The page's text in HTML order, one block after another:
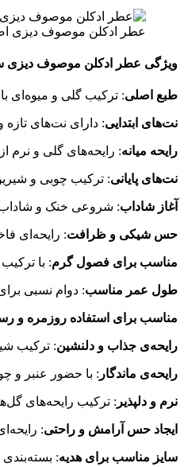
عطر ادکلن موصوف دیزی
ویژگی عطر ادکلن موصوف دیزی
طبع اصلی: ترکیب گلی و میوه‌ای
نت‌های ابتدایی: دارای نت‌های
رایحه میانه: رایحه‌های گلی و نرم
نت‌های پایانی: ترکیب چوبی و
آغاز شاداب: شروعی خنک و شاداب
حس شیکی و ظرافت: رایحه‌ای
مناسب برای فصول گرم: با
طول عمر مناسب: دوام نسبی
مناسب برای استفاده روزمره و
رایحه‌ی جذاب و دلنشین: ترکیب
رایحه‌ی ماندگار : با حضور عنبر و
نرم و دلپذیر : ترکیب رایحه‌های
ایجاد حس آرامش و راحتی:
سایز مناسب برای هدیه: